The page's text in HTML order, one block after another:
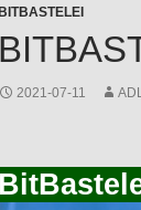
BITBASTELEI
2021-07-11